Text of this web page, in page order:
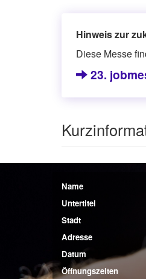
Hinweis zur
Diese Messe
23.
Name
Untertitel
Stadt
Adresse
Datum
Öffnungszeiten